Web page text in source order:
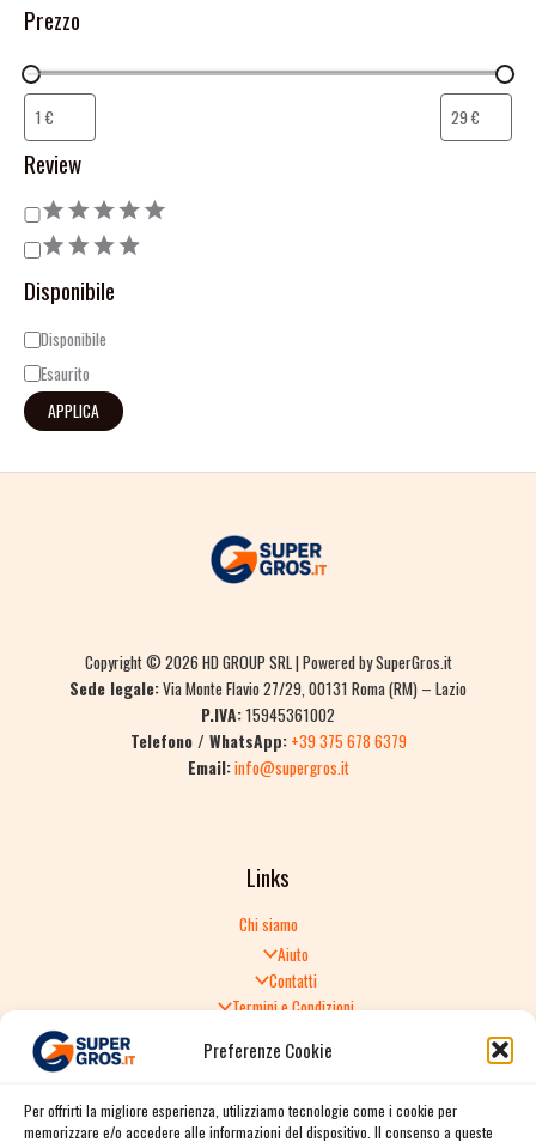
Preferenze Cookie
Per offrirti la migliore esperienza, utilizziamo tecnologie come i cookie per
memorizzare e/o accedere alle informazioni del dispositivo. Il consenso a queste
Prezzo
Review
Disponibile
Disponibile
Esaurito
APPLICA
Copyright © 2026 HD GROUP SRL | Powered by SuperGros.it
Sede legale:Via Monte Flavio 27/29, 00131 Roma (RM) – Lazio
P.IVA:15945361002
Telefono / WhatsApp: +39 375 678 6379
Email:info@supergros.it
Links
Chi siamo
Aiuto
Contatti
Termini e Condizioni
Politica di Reso
Spedizione e consegna